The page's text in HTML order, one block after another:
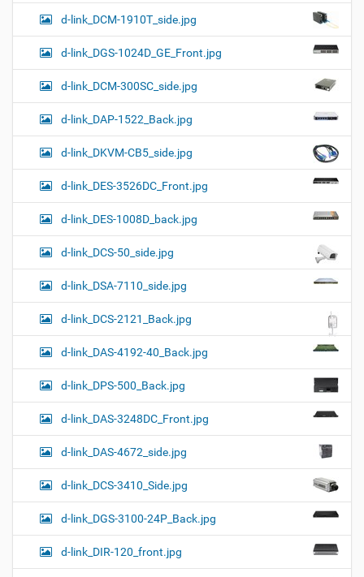
d-link_DCM-1910T_side.jpg
d-link_DGS-1024D_GE_Front.jpg
d-link_DCM-300SC_side.jpg
d-link_DAP-1522_Back.jpg
d-link_DKVM-CB5_side.jpg
d-link_DES-3526DC_Front.jpg
d-link_DES-1008D_back.jpg
d-link_DCS-50_side.jpg
d-link_DSA-7110_side.jpg
d-link_DCS-2121_Back.jpg
d-link_DAS-4192-40_Back.jpg
d-link_DPS-500_Back.jpg
d-link_DAS-3248DC_Front.jpg
d-link_DAS-4672_side.jpg
d-link_DCS-3410_Side.jpg
d-link_DGS-3100-24P_Back.jpg
d-link_DIR-120_front.jpg